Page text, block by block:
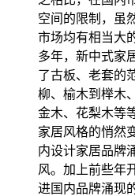
空间的限制，虽
市场均有相当大
多年，新中式家
了古板、老套的
柳、榆木到榉木
金木、花梨木等
家居风格的悄然
内设计家居品牌
风。加上前些年
进国内品牌涌现